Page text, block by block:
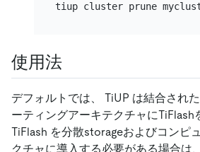
tiup cluster
使用法
デフォルトでは、 TiUP は結合され
ーティングアーキテクチャにTiFlash
TiFlash を分散storageおよびコンピ
クチャに導入する必要がある場合は